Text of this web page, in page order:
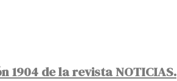
de la revista NOTICIAS.